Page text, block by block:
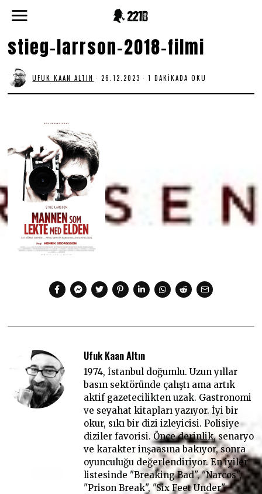
stieg-larrson-2018-filmi
UFUK KAAN ALTIN 26.12.2023 1 DAKIKADA OKU
Ufuk Kaan Altın
1974, İstanbul doğumlu. Uzun yıllar
basın sektöründe çalıştı ama artık
aktif gazetecilikten uzak. Gastronomi
ve seyahat kitapları yazıyor. İyi bir
okur, sıkı bir dizi izleyicisi. Polisiye
diziler favorisi. Önce derinlik, senaryo
ve karakter inşaasına bakıyor, sonra
oyunculuğu değerlendiriyor. En iyiler
listesinde "Breaking Bad", "Narcos",
"Prison Break", "Six Feet Under".